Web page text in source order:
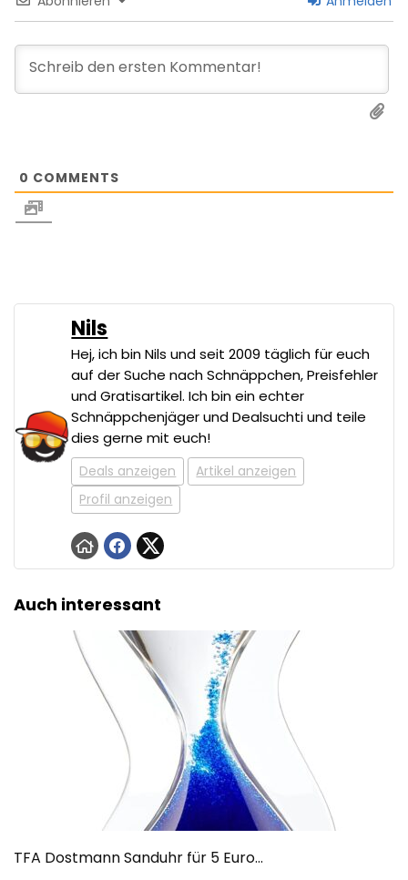
0 COMMENTS
Nils
Hej, ich bin Nils und seit 2009 täglich für euch
auf der Suche nach Schnäppchen, Preisfehler
und Gratisartikel. Ich bin ein echter
Schnäppchenjäger und Dealsuchti und teile
dies gerne mit euch!
Deals anzeigen
Artikel anzeigen
Profil anzeigen
Auch interessant
TFA Dostmann Sanduhr für 5 Euro...